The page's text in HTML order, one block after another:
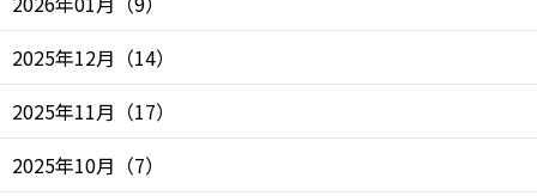
2025年12月 （14）
2025年11月 （17）
2025年10月 （7）